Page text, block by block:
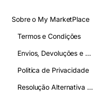
Sobre o My MarketPlace
Termos e Condições
Envios, Devoluções e Pagamentos
Politica de Privacidade
Resolução Alternativa de Litígios